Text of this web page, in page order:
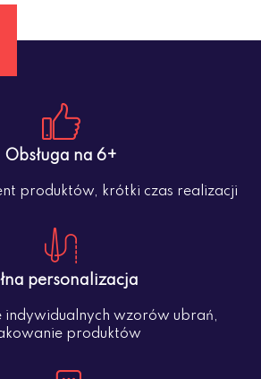
Obsługa na 6+
produktów, krótki czas realizacji
personalizacja
indywidualnych wzorów ubrań,
produktów